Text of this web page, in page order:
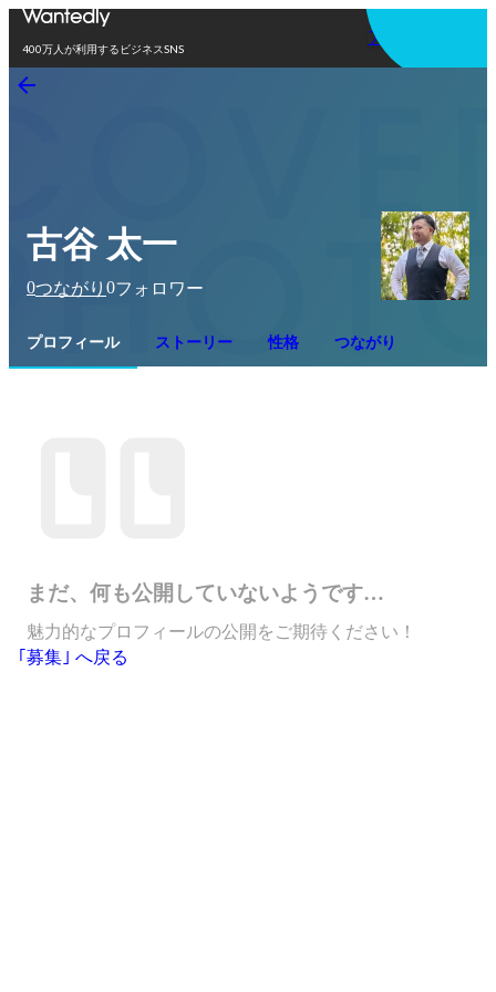
400万人が利用するビジネスSNS
アプリを使う
古谷 太一
0つながり 0フォロワー
プロフィール ストーリー 性格 つながり
まだ、何も公開していないようです…
魅力的なプロフィールの公開をご期待ください！
｢募集｣ へ戻る